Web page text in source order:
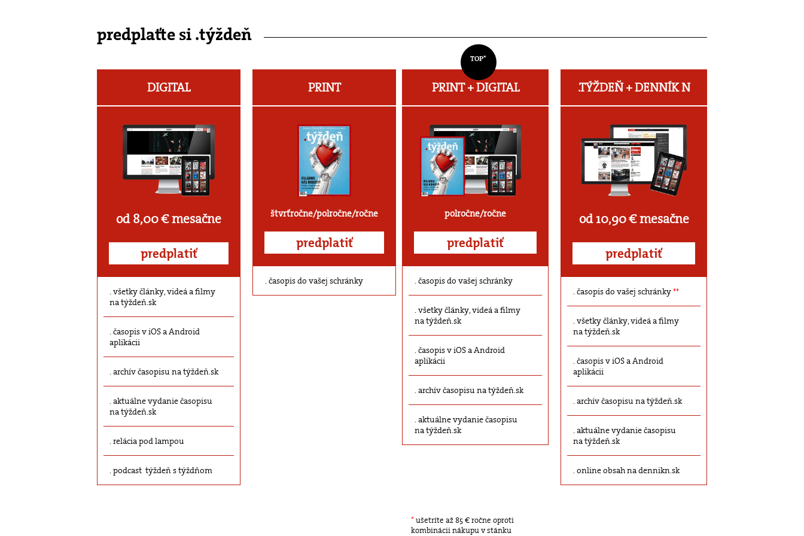
predplaťte si .týždeň
DIGITAL
od 8,00 € mesačne
predplatiť
všetky články, videá a filmy
na týždeň.sk
časopis v iOS a Android
aplikácii
archív časopisu na týždeň.sk
aktuálne vydanie časopisu
na týždeň.sk
relácia pod lampou
podcast týždeň s týždňom
PRINT
štvrťročne/polročne/ročne
predplatiť
časopis do vašej schránky
TOP*
PRINT + DIGITAL
polročne/ročne
predplatiť
časopis do vašej schránky
všetky články, videá a filmy
na týždeň.sk
časopis v iOS a Android
aplikácii
archív časopisu na týždeň.sk
aktuálne vydanie časopisu
na týždeň.sk
.TÝŽDEŇ +DENNÍK N
od 10,90 € mesačne
predplatiť
časopis do vašej schránky**
všetky články, videá a filmy
na týždeň.sk
časopis v iOS a Android
aplikácii
archív časopisu na týždeň.sk
aktuálne vydanie časopisu
na týždeň.sk
online obsah na dennikn.sk
* ušetríte až 85 € ročne oproti
kombinácii nákupu v stánku